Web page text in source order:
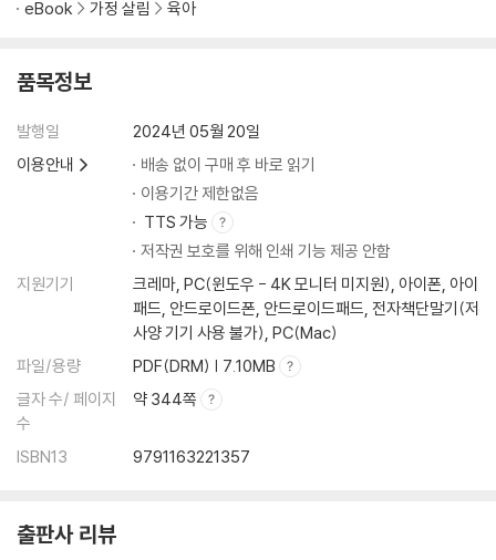
eBook 가정 살림 육아
품목정보
발행일
2024년 05월 20일
이용안내
배송 없이 구매 후 바로 읽기
이용기간 제한없음
TTS 가능
저작권 보호를 위해 인쇄 기능 제공 안함
지원기기
크레마, PC(윈도우 - 4K 모니터 미지원), 아이폰, 아이
패드, 안드로이드폰, 안드로이드패드, 전자책단말기(저
사양 기기 사용 불가), PC(Mac)
파일/용량
PDF(DRM) | 7.10MB
글자 수/ 페이지
수
약 344쪽
ISBN13 9791163221357
출판사 리뷰